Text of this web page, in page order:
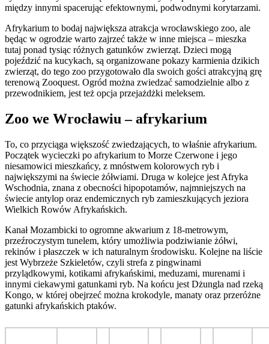
między innymi spacerując efektownymi, podwodnymi korytarzami.
Afrykarium to bodaj największa atrakcja wrocławskiego zoo, ale
będąc w ogrodzie warto zajrzeć także w inne miejsca – mieszka
tutaj ponad tysiąc różnych gatunków zwierząt. Dzieci mogą
pojeździć na kucykach, są organizowane pokazy karmienia dzikich
zwierząt, do tego zoo przygotowało dla swoich gości atrakcyjną grę
terenową Zooquest. Ogród można zwiedzać samodzielnie albo z
przewodnikiem, jest też opcja przejażdżki meleksem.
Zoo we Wrocławiu – afrykarium
To, co przyciąga większość zwiedzających, to właśnie afrykarium.
Początek wycieczki po afrykarium to Morze Czerwone i jego
niesamowici mieszkańcy, z mnóstwem kolorowych ryb i
największymi na świecie żółwiami. Druga w kolejce jest Afryka
Wschodnia, znana z obecności hipopotamów, najmniejszych na
świecie antylop oraz endemicznych ryb zamieszkujących jeziora
Wielkich Rowów Afrykańskich.
Kanał Mozambicki to ogromne akwarium z 18-metrowym,
przeźroczystym tunelem, który umożliwia podziwianie żółwi,
rekinów i płaszczek w ich naturalnym środowisku. Kolejne na liście
jest Wybrzeże Szkieletów, czyli strefa z pingwinami
przylądkowymi, kotikami afrykańskimi, meduzami, murenami i
innymi ciekawymi gatunkami ryb. Na końcu jest Dżungla nad rzeką
Kongo, w której obejrzeć można krokodyle, manaty oraz przeróżne
gatunki afrykańskich ptaków.